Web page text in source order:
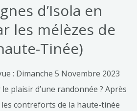
d’Isola en
les mélèzes de
Tinée)
: Dimanche 5 Novembre 2023
plaisir d’une randonnée ? Après
contreforts de la haute-tinée